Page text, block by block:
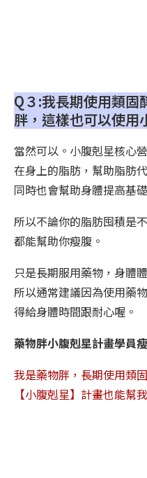
Q３:我長期使用類
胖，這樣也可以使用
當然可以。小腹剋星核心
在身上的脂肪，幫助脂肪
同時也會幫助身體提高基
所以不論你的脂肪囤積是
都能幫助你瘦腹。
只是長期服用藥物，身體
所以通常建議因為使用藥
得給身體時間跟耐心喔。
藥物胖小腹剋星計畫學員
我是藥物胖，長期使用類
【小腹剋星】計畫也能幫